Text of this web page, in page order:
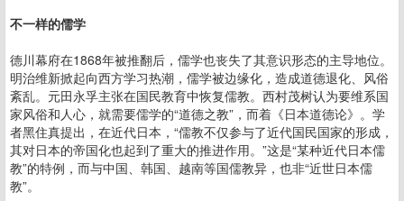
不一样的儒学
德川幕府在1868年被推翻后，儒学也丧失了其意识形态的主导地位。
明治维新掀起向西方学习热潮，儒学被边缘化，造成道德退化、风俗
紊乱。元田永孚主张在国民教育中恢复儒教。西村茂树认为要维系国
家风俗和人心，就需要儒学的“道德之教”，而着《日本道德论》。学
者黑住真提出，在近代日本，“儒教不仅参与了近代国民国家的形成，
其对日本的帝国化也起到了重大的推进作用。”这是“某种近代日本儒
教”的特例，而与中国、韩国、越南等国儒教异，也非“近世日本儒
教”。